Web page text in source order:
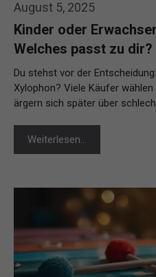
August 5, 2025
Kinder oder
Welches passt zu dir?
Du stehst vor der
Xylophon? Viele Käufer
ärgern sich später über
Weiterlesen…